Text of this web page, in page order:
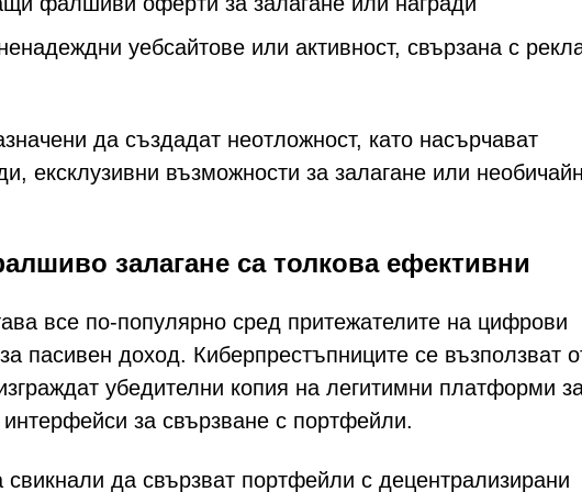
уебсайтове или активност, свързана с
да създадат неотложност, като насърчават
ексклузивни възможности за залагане или
залагане са толкова ефективни
все по-популярно сред притежателите на цифрови
пасивен доход. Киберпрестъпниците се възползват
убедителни копия на легитимни платформи
интерфейси за свързване с портфейли.
свикнали да свързват портфейли с децентрализирани